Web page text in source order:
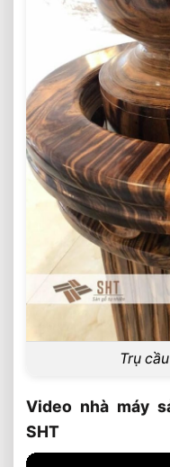
Trụ
Video nhà máy
SHT